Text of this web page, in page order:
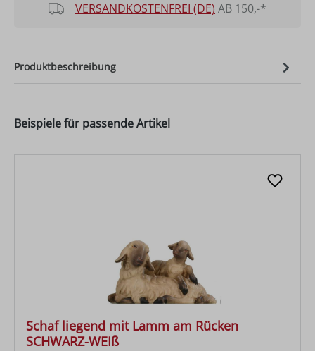
VERSANDKOSTENFREI (DE) AB 150,-*
Produktbeschreibung
Beispiele für passende Artikel
Schaf liegend mit Lamm am Rücken
SCHWARZ-WEIß